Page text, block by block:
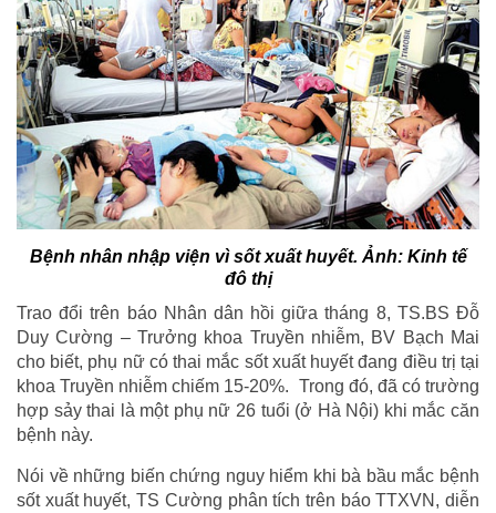
Bệnh nhân nhập viện vì sốt xuất huyết. Ảnh: Kinh tế
đô thị
Trao đổi trên báo Nhân dân hồi giữa tháng 8, TS.BS Đỗ
Duy Cường – Trưởng khoa Truyền nhiễm, BV Bạch Mai
cho biết, phụ nữ có thai mắc sốt xuất huyết đang điều trị tại
khoa Truyền nhiễm chiếm 15-20%. Trong đó, đã có trường
hợp sảy thai là một phụ nữ 26 tuổi (ở Hà Nội) khi mắc căn
bệnh này.
Nói về những biến chứng nguy hiểm khi bà bầu mắc bệnh
sốt xuất huyết, TS Cường phân tích trên báo TTXVN, diễn